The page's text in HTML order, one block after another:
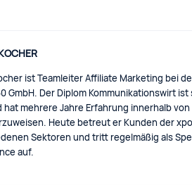
ist Teamleiter Affiliate Marketing bei
GmbH. Der Diplom Kommunikationswirt
hat mehrere Jahre Erfahrung innerhalb
Heute betreut er Kunden der
Sektoren und tritt regelmäßig als
auf.